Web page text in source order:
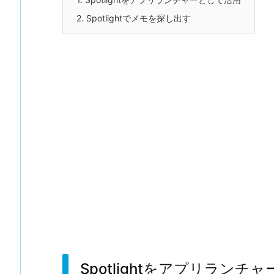
2. Spotlightでメモを探し出す
Spotlightをアプリランチャ